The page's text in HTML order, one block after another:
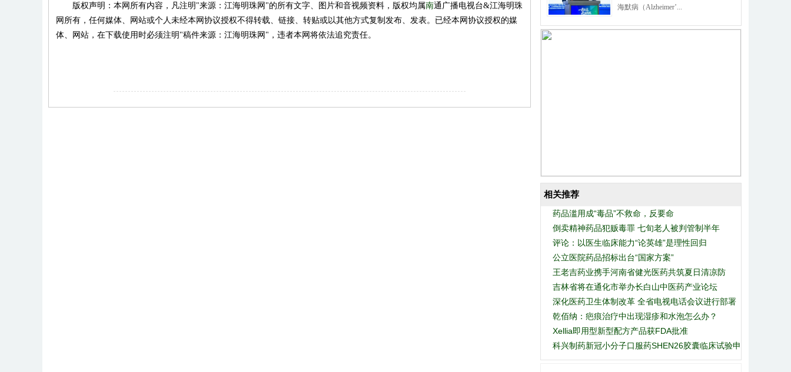
版权声明：本网所有内容，凡注明"来源：江海明珠网"的所有文字、图片和音视频资料，版权均属南通广播电视台&江海明珠
网所有，任何媒体、网站或个人未经本网协议授权不得转载、链接、转贴或以其他方式复制发布、发表。已经本网协议授权的媒
体、网站，在下载使用时必须注明"稿件来源：江海明珠网"，违者本网将依法追究责任。
海默病（Alzheimer’...
相关推荐
药品滥用成“毒品”不救命，反要命
倒卖精神药品犯贩毒罪 七旬老人被判管制半年
评论：以医生临床能力“论英雄”是理性回归
公立医院药品招标出台“国家方案”
王老吉药业携手河南省健光医药共筑夏日清凉防
线，致敬城市守护者
吉林省将在通化市举办长白山中医药产业论坛
深化医药卫生体制改革 全省电视电话会议进行部署
乾佰纳：疤痕治疗中出现湿疹和水泡怎么办？
Xellia即用型新型配方产品获FDA批准
科兴制药新冠小分子口服药SHEN26胶囊临床试验申
请获批